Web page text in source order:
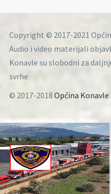
Copyright © 2017-2021
Audio i video materijali
Konavle su slobodni za
svrhe
© 2017-2018 Općina Konavle